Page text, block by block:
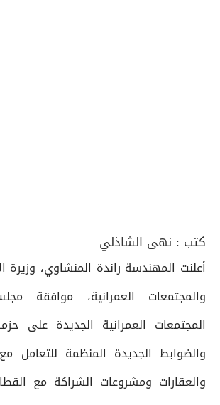
كتب : نهى الشاذلي
أعلنت المهندسة راندة المنشاوي، وزيرة
والمجتمعات العمرانية، موافقة
المجتمعات العمرانية الجديدة على
والضوابط الجديدة المنظمة للتعامل
والعقارات ومشروعات الشراكة مع